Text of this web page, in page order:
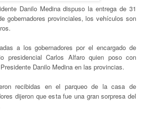
Danilo Medina dispuso la entrega de 31
gobernadores provinciales, los vehículos son
a los gobernadores por el encargado de
presidencial Carlos Alfaro quien poso con
Danilo Medina en las provincias.
recibidas en el parqueo de la casa de
dijeron que esta fue una gran sorpresa del